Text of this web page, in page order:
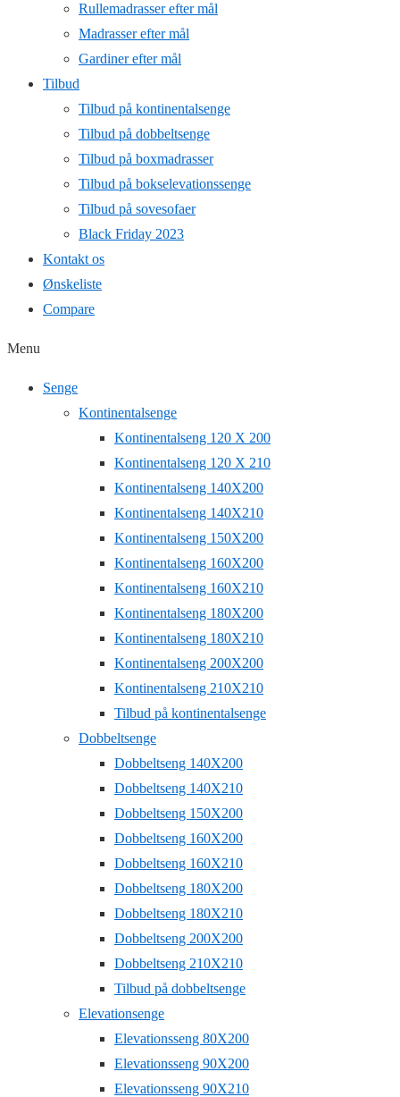
Rullemadrasser efter mål
Madrasser efter mål
Gardiner efter mål
Tilbud
Tilbud på kontinentalsenge
Tilbud på dobbeltsenge
Tilbud på boxmadrasser
Tilbud på bokselevationssenge
Tilbud på sovesofaer
Black Friday 2023
Kontakt os
Ønskeliste
Compare
Menu
Senge
Kontinentalsenge
Kontinentalseng 120 X 200
Kontinentalseng 120 X 210
Kontinentalseng 140X200
Kontinentalseng 140X210
Kontinentalseng 150X200
Kontinentalseng 160X200
Kontinentalseng 160X210
Kontinentalseng 180X200
Kontinentalseng 180X210
Kontinentalseng 200X200
Kontinentalseng 210X210
Tilbud på kontinentalsenge
Dobbeltsenge
Dobbeltseng 140X200
Dobbeltseng 140X210
Dobbeltseng 150X200
Dobbeltseng 160X200
Dobbeltseng 160X210
Dobbeltseng 180X200
Dobbeltseng 180X210
Dobbeltseng 200X200
Dobbeltseng 210X210
Tilbud på dobbeltsenge
Elevationsenge
Elevationsseng 80X200
Elevationsseng 90X200
Elevationsseng 90X210